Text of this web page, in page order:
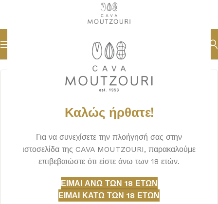
Καλώς ήρθατε!
Για να συνεχίσετε την πλοήγησή σας στην
ιστοσελίδα της CAVA MOUTZOURI, παρακαλούμε
επιβεβαιώστε ότι είστε άνω των 18 ετών.
ΕΊΜΑΙ ΆΝΩ ΤΩΝ 18 ΕΤΏΝ
ΕΊΜΑΙ ΚΆΤΩ ΤΩΝ 18 ΕΤΏΝ
Αρχική σελίδα ΞΗΡΟΙ ΚΑΡΠΟΙ ΩΜΟΙ